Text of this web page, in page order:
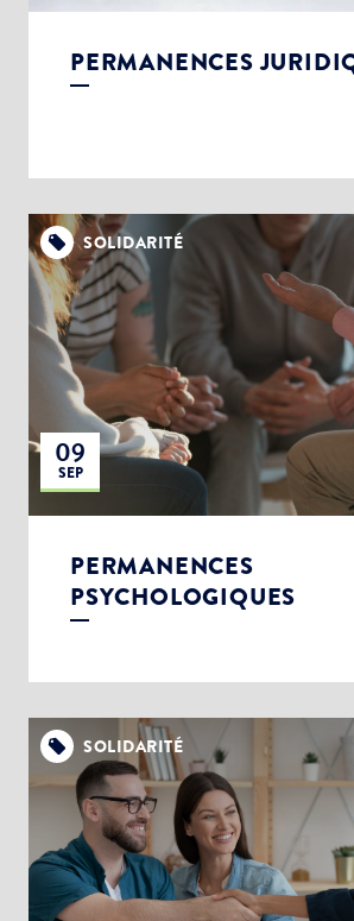
PERMANENCES
SOLIDARITÉ
09
SEP
PERMANENCES
PSYCHOLOGIQUES
SOLIDARITÉ